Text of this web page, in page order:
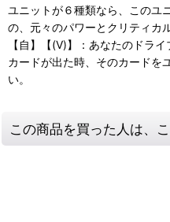
ユニットが６種類なら、このユ
の、元々のパワーとクリティカ
【自】【(V)】：あなたのドラ
カードが出た時、そのカードを
い。
この商品を買った人は、